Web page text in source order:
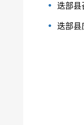
迭部县
迭部县